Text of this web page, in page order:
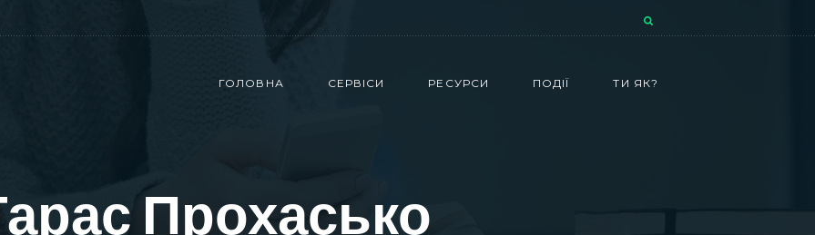
ГОЛОВНА СЕРВІСИ РЕСУРСИ ПОДІЇ ТИ ЯК?
Прохасько